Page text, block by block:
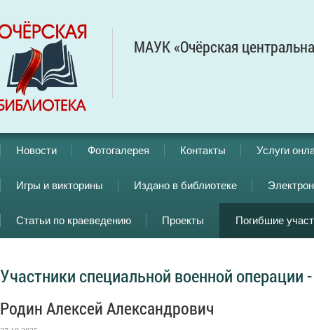
МАУК «Очёрская
Новости Фотогалерея Контакты Услуги
Игры и викторины Издано в библиотеке
Статьи по краеведению Проекты Погибшие
Участники специальной военной операции
Родин Алексей Александрович